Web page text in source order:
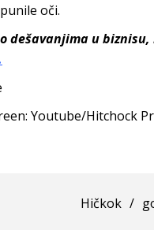
oči.
dešavanjima u
Youtube/Hitchock
Hičkok /